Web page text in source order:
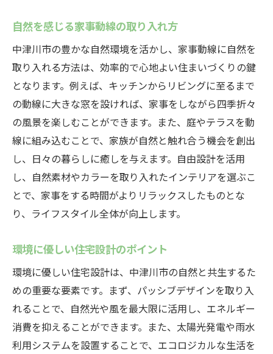
自然を感じる家事動線の取り入れ方
中津川市の豊かな自然環境を活かし、家事動線に自然を
取り入れる方法は、効率的で心地よい住まいづくりの鍵
となります。例えば、キッチンからリビングに至るまで
の動線に大きな窓を設ければ、家事をしながら四季折々
の風景を楽しむことができます。また、庭やテラスを動
線に組み込むことで、家族が自然と触れ合う機会を創出
し、日々の暮らしに癒しを与えます。自由設計を活用
し、自然素材やカラーを取り入れたインテリアを選ぶこ
とで、家事をする時間がよりリラックスしたものとな
り、ライフスタイル全体が向上します。
環境に優しい住宅設計のポイント
環境に優しい住宅設計は、中津川市の自然と共生するた
めの重要な要素です。まず、パッシブデザインを取り入
れることで、自然光や風を最大限に活用し、エネルギー
消費を抑えることができます。また、太陽光発電や雨水
利用システムを設置することで、エコロジカルな生活を